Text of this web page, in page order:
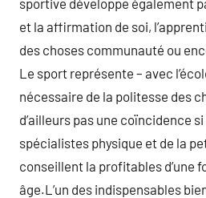
sportive développe également
et la affirmation de soi,
des choses communauté ou
Le sport représente – avec
nécessaire de la politesse des
d’ailleurs pas une coïncidence si
spécialistes physique et de la
conseillent la profitables d’une
âge.L’un des indispensables